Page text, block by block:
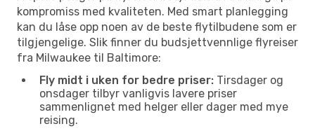
kompromiss med kvaliteten. Med smart planlegging
kan du låse opp noen av de beste flytilbudene som er
tilgjengelige. Slik finner du budsjettvennlige flyreiser
fra Milwaukee til Baltimore:
Fly midt i uken for bedre priser: Tirsdager og
onsdager tilbyr vanligvis lavere priser
sammenlignet med helger eller dager med mye
reising.